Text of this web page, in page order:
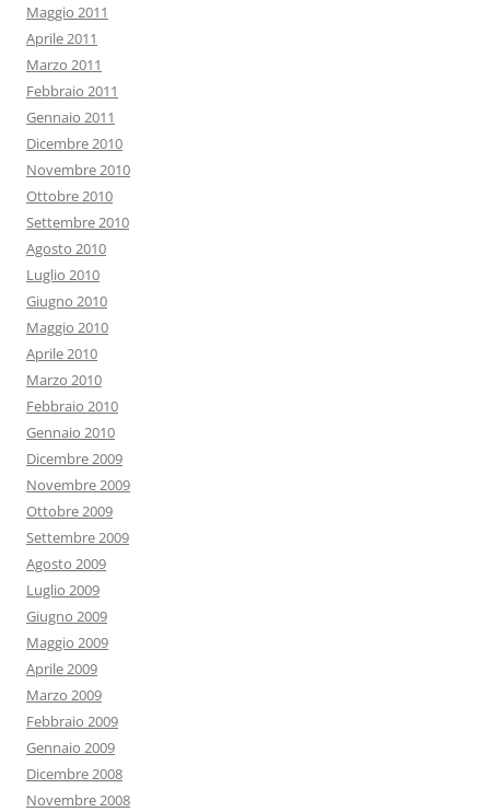
Maggio 2011
Aprile 2011
Marzo 2011
Febbraio 2011
Gennaio 2011
Dicembre 2010
Novembre 2010
Ottobre 2010
Settembre 2010
Agosto 2010
Luglio 2010
Giugno 2010
Maggio 2010
Aprile 2010
Marzo 2010
Febbraio 2010
Gennaio 2010
Dicembre 2009
Novembre 2009
Ottobre 2009
Settembre 2009
Agosto 2009
Luglio 2009
Giugno 2009
Maggio 2009
Aprile 2009
Marzo 2009
Febbraio 2009
Gennaio 2009
Dicembre 2008
Novembre 2008